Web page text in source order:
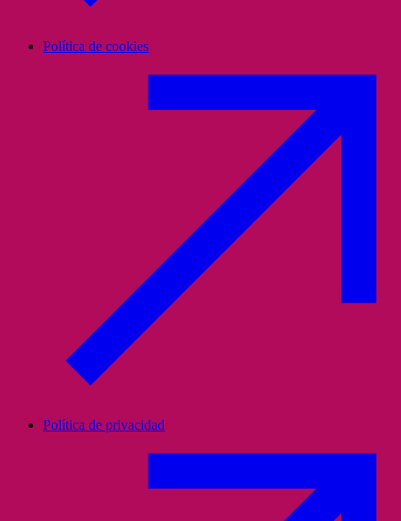
Política de cookies
Política de privacidad